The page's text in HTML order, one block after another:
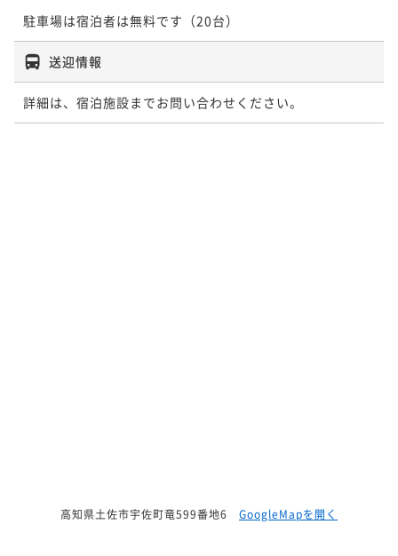
駐車場は宿泊者は無料です（20台）
送迎情報
詳細は、宿泊施設までお問い合わせください。
高知県土佐市宇佐町竜599番地6 GoogleMapを開く